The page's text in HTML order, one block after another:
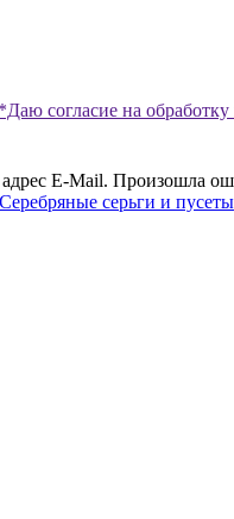
*Даю согласие на
E-Mail. Произошла
Серебряные серьги и пусеты